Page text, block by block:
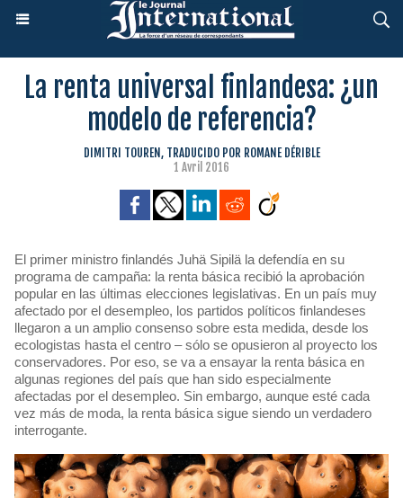
La renta universal finlandesa: ¿un
modelo de referencia?
DIMITRI TOUREN, TRADUCIDO POR ROMANE DÉRIBLE
1 Avril 2016
El primer ministro finlandés Juhä Sipilä la defendía en su
programa de campaña: la renta básica recibió la aprobación
popular en las últimas elecciones legislativas. En un país muy
afectado por el desempleo, los partidos políticos finlandeses
llegaron a un amplio consenso sobre esta medida, desde los
ecologistas hasta el centro – sólo se opusieron al proyecto los
conservadores. Por eso, se va a ensayar la renta básica en
algunas regiones del país que han sido especialmente
afectadas por el desempleo. Sin embargo, aunque esté cada
vez más de moda, la renta básica sigue siendo un verdadero
interrogante.